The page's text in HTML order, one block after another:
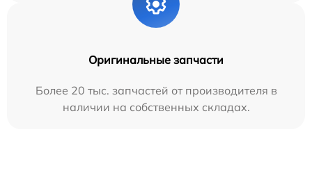
Оригинальные запчасти
Более 20 тыс. запчастей от производителя в
наличии на собственных складах.